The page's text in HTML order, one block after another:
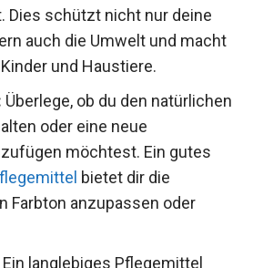
Dies schützt nicht nur deine
auch die Umwelt und macht
und Haustiere.
Überlege, ob du den natürlichen
oder eine neue
möchtest. Ein gutes
bietet dir die
Farbton anzupassen oder
Ein langlebiges Pflegemittel